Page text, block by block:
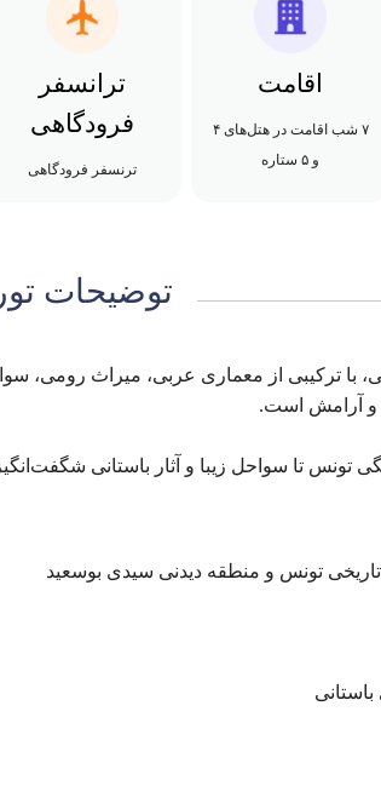
اقامت
۷ شب اقامت در هتل‌های ۴
و ۵ ستاره
ترانسفر
فرودگاهی
ترنسفر فرودگاهی
توضیحات تور
با ترکیبی از معماری عربی، میراث
و آرامش است.
تونس تا سواحل زیبا و آثار باستانی
تاریخی تونس و منطقه دیدنی سیدی بوسعید
باستانی